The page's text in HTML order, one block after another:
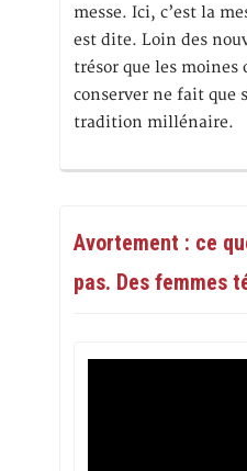
messe. Ici, c’est la
est dite. Loin des
trésor que les moines
conserver ne fait que
tradition millénaire.
Avortement : ce
pas. Des femmes